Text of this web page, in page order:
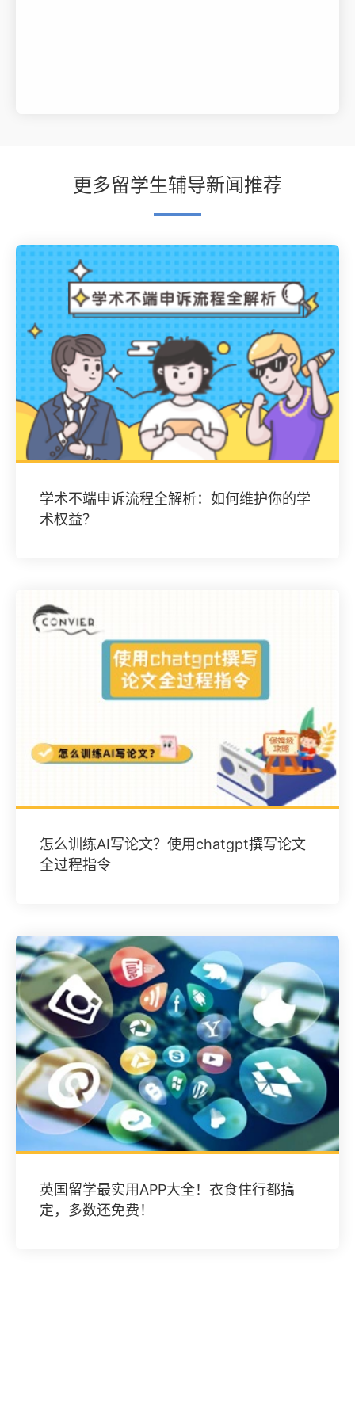
更多留学生辅导新闻推荐
学术不端申诉流程全解析：如何维护你的学
术权益？
怎么训练AI写论文？使用chatgpt撰写论文
全过程指令
英国留学最实用APP大全！衣食住行都搞
定，多数还免费！